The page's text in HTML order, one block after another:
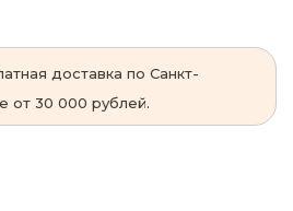
доставка по Санкт-
от 30 000 рублей.